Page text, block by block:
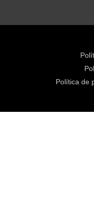
Política de